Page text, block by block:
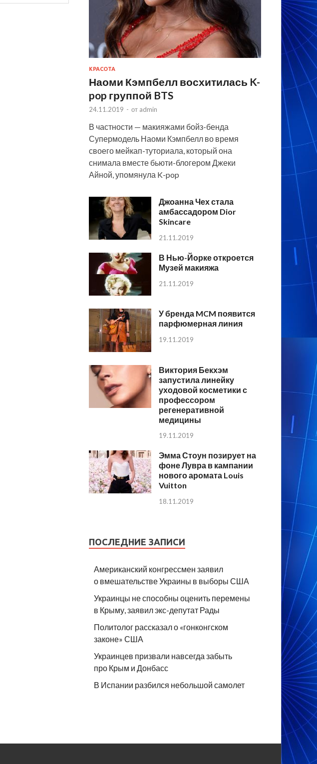
КРАСОТА
Наоми Кэмпбелл восхитилась K-
pop группой BTS
24.11.2019 - от admin
В частности — макияжами бойз-бенда
Супермодель Наоми Кэмпбелл во время
своего мейкап-туториала, который она
снимала вместе бьюти-блогером Джеки
Айной, упомянула K-pop
Джоанна Чех стала
амбассадором Dior
Skincare
21.11.2019
В Нью-Йорке откроется
Музей макияжа
21.11.2019
У бренда MCM появится
парфюмерная линия
19.11.2019
Виктория Бекхэм
запустила линейку
уходовой косметики с
профессором
регенеративной
медицины
19.11.2019
Эмма Стоун позирует на
фоне Лувра в кампании
нового аромата Louis
Vuitton
18.11.2019
ПОСЛЕДНИЕ ЗАПИСИ
Американский конгрессмен заявил
о вмешательстве Украины в выборы США
Украинцы не способны оценить перемены
в Крыму, заявил экс-депутат Рады
Политолог рассказал о «гонконгском
законе» США
Украинцев призвали навсегда забыть
про Крым и Донбасс
В Испании разбился небольшой самолет